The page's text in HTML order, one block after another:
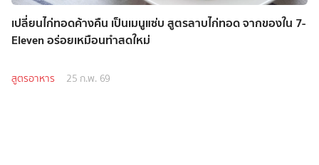
เปลี่ยนไก่ทอดค้างคืน เป็นเมนูแซ่บ สูตรลาบไก่ทอด จากของใน 7-
Eleven อร่อยเหมือนทำสดใหม่
สูตรอาหาร 25 ก.พ. 69